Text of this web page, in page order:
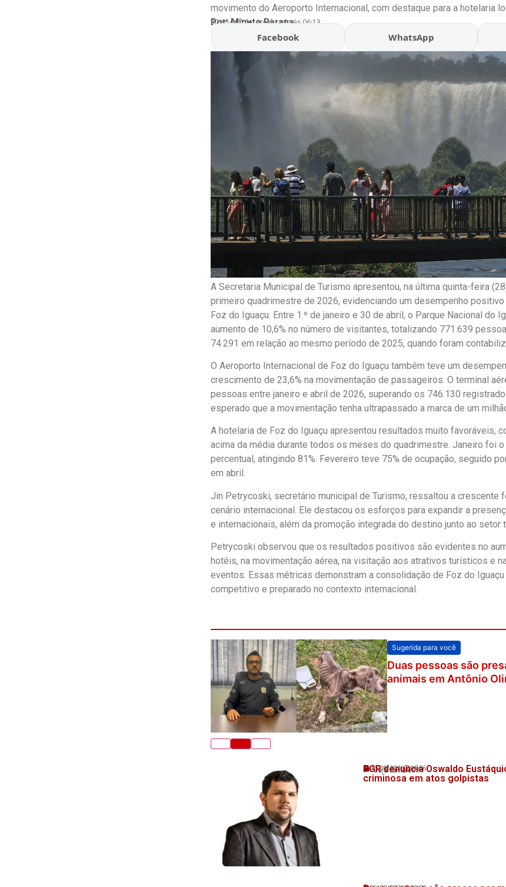
movimento do Aeroporto Internacional, com destaque para a hotelaria
Por:Minuto Parana
30/05/2026 Atualizado às 06:13
Facebook WhatsApp
A Secretaria Municipal de Turismo apresentou, na última quinta-feira
primeiro quadrimestre de 2026, evidenciando um desempenho
Foz do Iguaçu. Entre 1.º de janeiro e 30 de abril, o Parque Nacional do
aumento de 10,6% no número de visitantes, totalizando 771.639
74.291 em relação ao mesmo período de 2025, quando foram
O Aeroporto Internacional de Foz do Iguaçu também teve um
crescimento de 23,6% na movimentação de passageiros. O terminal
pessoas entre janeiro e abril de 2026, superando os 746.130
esperado que a movimentação tenha ultrapassado a marca de um
A hotelaria de Foz do Iguaçu apresentou resultados muito favoráveis,
acima da média durante todos os meses do quadrimestre. Janeiro foi
percentual, atingindo 81%. Fevereiro teve 75% de ocupação, seguido
em abril.
Jin Petrycoski, secretário municipal de Turismo, ressaltou a crescente
cenário internacional. Ele destacou os esforços para expandir a
e internacionais, além da promoção integrada do destino junto ao setor
Petrycoski observou que os resultados positivos são evidentes no
hotéis, na movimentação aérea, na visitação aos atrativos turísticos e
eventos. Essas métricas demonstram a consolidação de Foz do
competitivo e preparado no contexto internacional.
Sugerida para você
Duas pessoas são
animais em Antônio
Veja também!
06/08/2026 01:06
PGR denuncia Oswaldo
criminosa em atos golpistas